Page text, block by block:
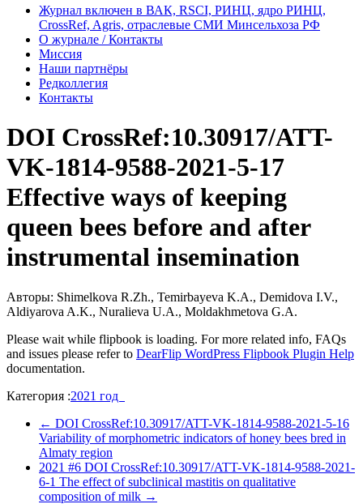
Журнал включен в ВАК, RSCI, РИНЦ, ядро РИНЦ,
CrossRef, Agris, отраслевые СМИ Минсельхоза РФ
О журнале / Контакты
Миссия
Наши партнёры
Редколлегия
Контакты
DOI CrossRef:10.30917/ATT-
VK-1814-9588-2021-5-17
Effective ways of keeping
queen bees before and after
instrumental insemination
Авторы: Shimelkova R.Zh., Temirbayeva K.A., Demidova I.V.,
Aldiyarova A.K., Nuralieva U.A., Moldakhmetova G.A.
Please wait while flipbook is loading. For more related info, FAQs
and issues please refer to DearFlip WordPress Flipbook Plugin Help
documentation.
Категория :2021 год
← DOI CrossRef:10.30917/ATT-VK-1814-9588-2021-5-16
Variability of morphometric indicators of honey bees bred in
Almaty region
2021 #6 DOI CrossRef:10.30917/ATT-VK-1814-9588-2021-
6-1 The effect of subclinical mastitis on qualitative
composition of milk →